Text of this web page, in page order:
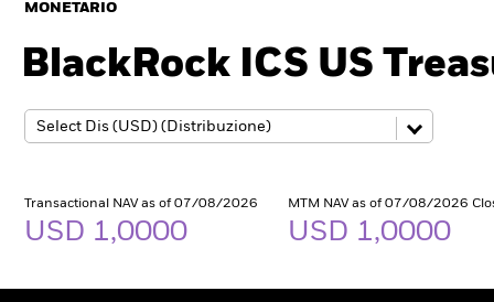
MONETARIO
BlackRock ICS US
Transactional NAV as of 07/08/2026
USD 1,0000
MTM NAV as of 07/08/2026
USD 1,0000